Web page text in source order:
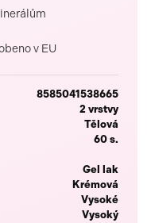
v EU
8585041538665
2 vrstvy
Tělová
60 s.
Gel lak
Krémová
Vysoké
Vysoký